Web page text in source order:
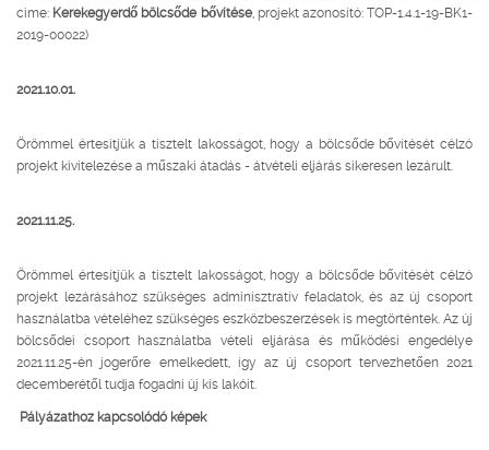
címe: Kerekegyerdő bölcsőde bővítése, projekt azonosító: TOP-1.4.1-19-BK1-
2019-00022)
2021.10.01.
Örömmel értesítjük a tisztelt lakosságot, hogy a bölcsőde bővítését célzó
projekt kivitelezése a műszaki átadás - átvételi eljárás sikeresen lezárult.
2021.11.25.
Örömmel értesítjük a tisztelt lakosságot, hogy a bölcsőde bővítését célzó
projekt lezárásához szükséges adminisztratív feladatok, és az új csoport
használatba vételéhez szükséges eszközbeszerzések is megtörténtek. Az új
bölcsődei csoport használatba vételi eljárása és működési engedélye
2021.11.25-én jogerőre emelkedett, így az új csoport tervezhetően 2021
decemberétől tudja fogadni új kis lakóit.
Pályázathoz kapcsolódó képek